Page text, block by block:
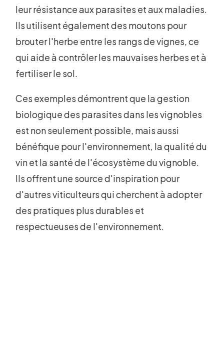
leur résistance aux parasites et aux maladies.
Ils utilisent également des moutons pour
brouter l'herbe entre les rangs de vignes, ce
qui aide à contrôler les mauvaises herbes et à
fertiliser le sol.
Ces exemples démontrent que la gestion
biologique des parasites dans les vignobles
est non seulement possible, mais aussi
bénéfique pour l'environnement, la qualité du
vin et la santé de l'écosystème du vignoble.
Ils offrent une source d'inspiration pour
d'autres viticulteurs qui cherchent à adopter
des pratiques plus durables et
respectueuses de l'environnement.